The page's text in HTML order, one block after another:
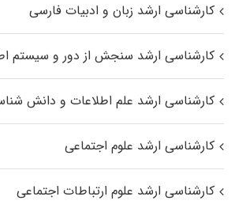
کارشناسی ارشد زبان و ادبیات فارسی
کارشناسی ارشد سنجش از دور و سیستم
کارشناسی ارشد علم اطلاعات و دانش
کارشناسی ارشد علوم اجتماعی
کارشناسی ارشد علوم ارتباطات اجتماعی